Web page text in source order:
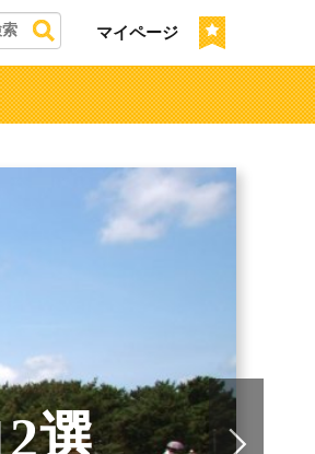
マイページ
選